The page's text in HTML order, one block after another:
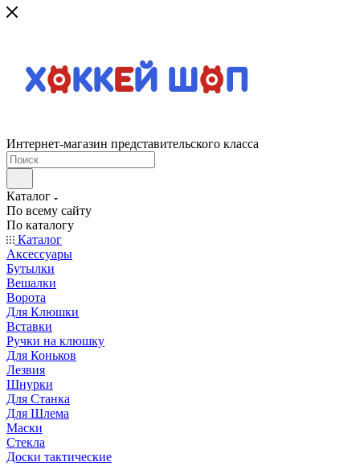
Интернет-магазин представительского класса
Каталог
По всему сайту
По каталогу
Каталог
Аксессуары
Бутылки
Вешалки
Ворота
Для Клюшки
Вставки
Ручки на клюшку
Для Коньков
Лезвия
Шнурки
Для Станка
Для Шлема
Маски
Стекла
Доски тактические